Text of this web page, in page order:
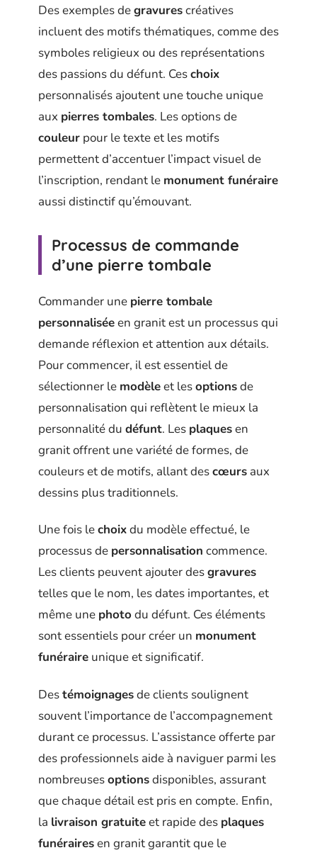
Des exemples degravurescréatives
incluent des motifs thématiques, comme des
symboles religieux ou des représentations
des passions du défunt. Ceschoix
personnalisés ajoutent une touche unique
aux pierres tombales. Les options de
couleur pour le texte et les motifs
permettent d’accentuer l’impact visuel de
l’inscription, rendant le monument funéraire
aussi distinctif qu’émouvant.
Processus de commande
d’une pierre tombale
Commander une pierre tombale
personnaliséeen granit est un processus qui
demande réflexion et attention aux détails.
Pour commencer, il est essentiel de
sélectionner le modèleet lesoptionsde
personnalisation qui reflètent le mieux la
personnalité du défunt. Les plaquesen
granit offrent une variété de formes, de
couleurs et de motifs, allant descœurs aux
dessins plus traditionnels.
Une fois lechoixdu modèle effectué, le
processus de personnalisation commence.
Les clients peuvent ajouter desgravures
telles que le nom, les dates importantes, et
même une photo du défunt. Ces éléments
sont essentiels pour créer un monument
funéraire unique et significatif.
Destémoignagesde clients soulignent
souvent l’importance de l’accompagnement
durant ce processus. L’assistance offerte par
des professionnels aide à naviguer parmi les
nombreusesoptionsdisponibles, assurant
que chaque détail est pris en compte. Enfin,
la livraison gratuiteet rapide des plaques
funérairesen granit garantit que le